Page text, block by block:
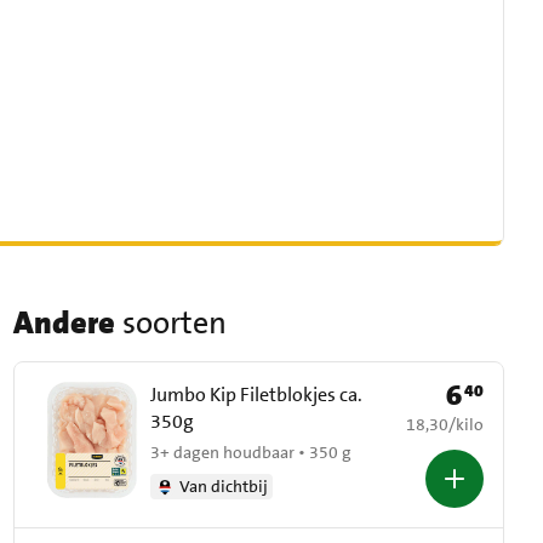
Andere soorten
Jumbo Kip Filetblokjes ca.
350g
3+ dagen houdbaar • 350 g
Van dichtbij
Prijs: € 6,40
640
€ 18,30 per kilo
18,30/kilo